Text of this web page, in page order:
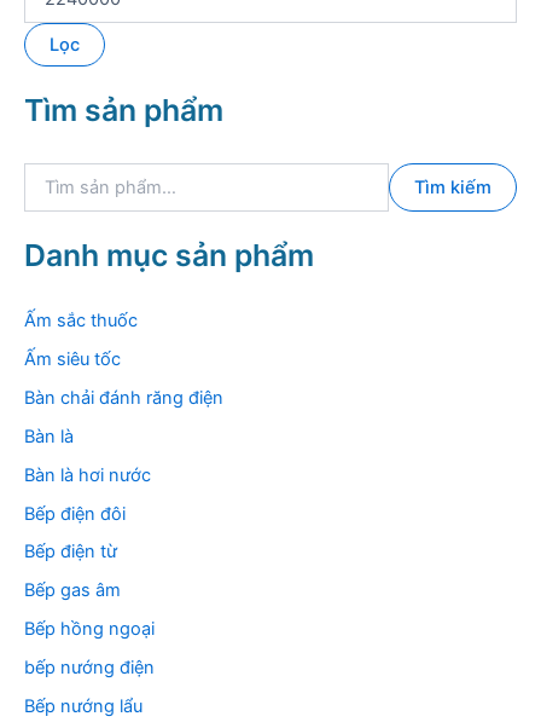
ố
i
h
á
t
i
Lọc
Tìm sản phẩm
k
i
m
Tìm kiếm
Danh mục sản phẩm
Ấm sắc thuốc
Ấm siêu tốc
Bàn chải đánh răng điện
Bàn là
Bàn là hơi nước
Bếp điện đôi
Bếp điện từ
Bếp gas âm
Bếp hồng ngoại
bếp nướng điện
Bếp nướng lẩu